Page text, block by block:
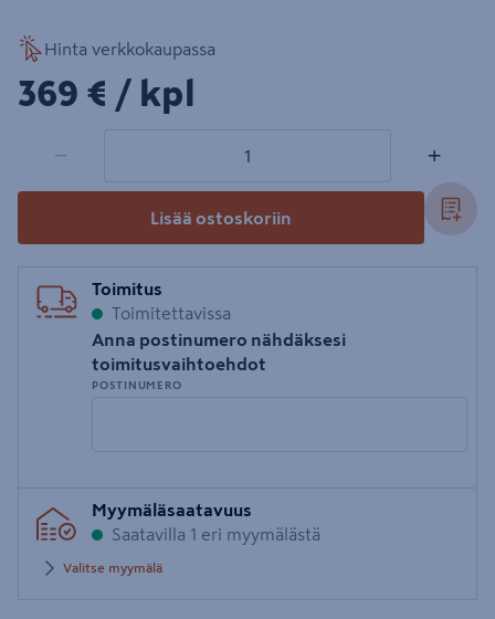
Hinta verkkokaupassa
369€/kpl
369 € / kpl
− +
Lisää ostoskoriin
Toimitus
Toimitettavissa
Anna postinumero nähdäksesi
toimitusvaihtoehdot
POSTINUMERO
postinumero
Myymäläsaatavuus
Saatavilla 1 eri myymälästä
Valitse myymälä